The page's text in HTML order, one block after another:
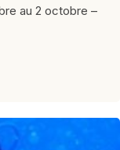
au 2 octobre –